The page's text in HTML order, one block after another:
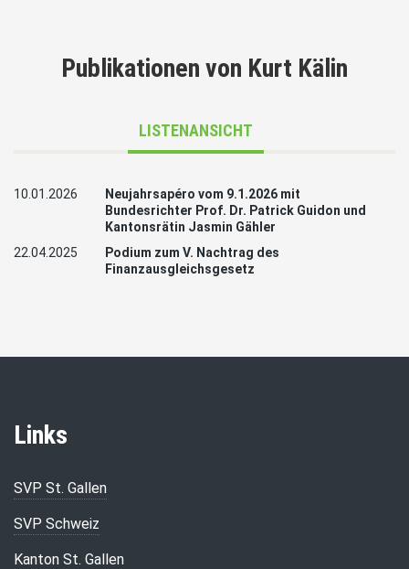
Publikationen von Kurt Kälin
LISTENANSICHT
10.01.2026
Neujahrsapéro vom 9.1.2026 mit
Bundesrichter Prof. Dr. Patrick Guidon und
Kantonsrätin Jasmin Gähler
22.04.2025
Podium zum V. Nachtrag des
Finanzausgleichsgesetz
Links
SVP St. Gallen
SVP Schweiz
Kanton St. Gallen